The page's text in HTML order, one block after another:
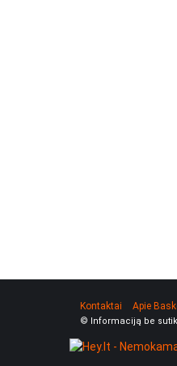
Kontaktai Apie
© Informaciją be